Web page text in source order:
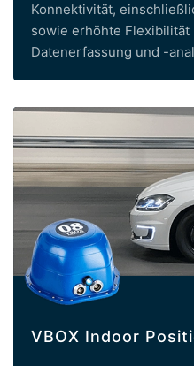
Konnektivität,
sowie erhöhte
Datenerfassung und -
VBOX Indoor